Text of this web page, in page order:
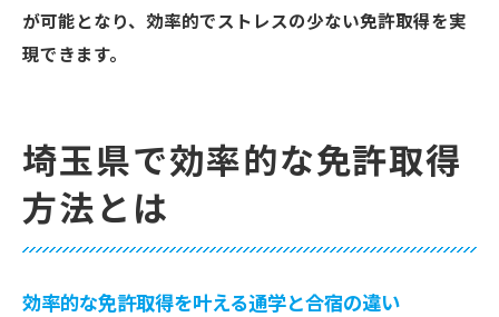
が可能となり、効率的でストレスの少ない免許取得を実
現できます。
埼玉県で効率的な免許取得
方法とは
効率的な免許取得を叶える通学と合宿の違い